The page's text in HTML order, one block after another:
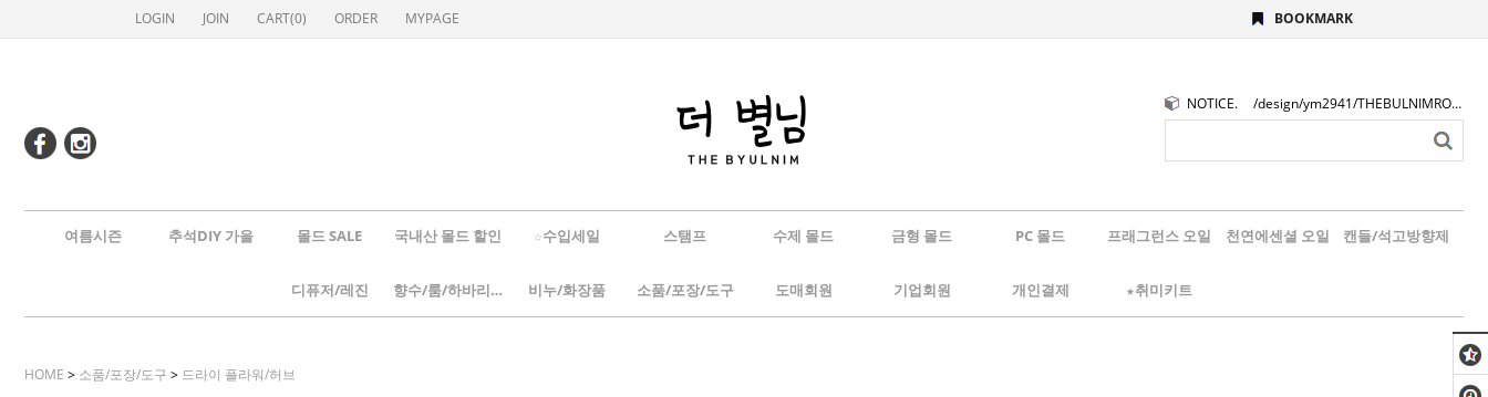
LOGIN JOIN CART(0) ORDER MYPAGE BOOKMARK
NOTICE. /design/ym2941/THEBULNIMROGO.png
여름시즌 추석DIY 가을 몰드 SALE 국내산 몰드 할인 ☆수입세일 스탬프 수제 몰드 금형 몰드 PC 몰드 프래그런스 오일 천연에센셜 오일 캔들/석고방향제
디퓨저/레진 향수/룸/하바리움 비누/화장품 소품/포장/도구 도매회원 기업회원 개인결제 ★취미키트
HOME > 소품/포장/도구 > 드라이 플라워/허브